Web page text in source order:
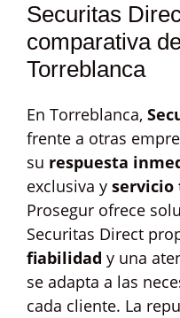
Securitas
comparativa
Torreblanca
En Torreblanca,
frente a otras
su respuesta
exclusiva y servicio
Prosegur ofrece
Securitas Direct
fiabilidad y una
se adapta a las
cada cliente. La